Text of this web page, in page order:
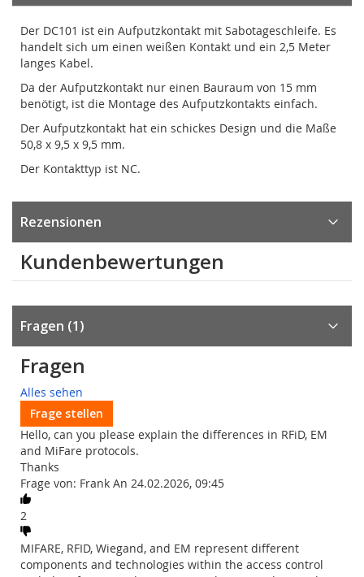
Der DC101 ist ein Aufputzkontakt mit Sabotageschleife. Es
handelt sich um einen weißen Kontakt und ein 2,5 Meter
langes Kabel.
Da der Aufputzkontakt nur einen Bauraum von 15 mm
benötigt, ist die Montage des Aufputzkontakts einfach.
Der Aufputzkontakt hat ein schickes Design und die Maße
50,8 x 9,5 x 9,5 mm.
Der Kontakttyp ist NC.
Rezensionen
Kundenbewertungen
Fragen 1
Fragen
Alles sehen
Frage stellen
Hello, can you please explain the differences in RFiD, EM
and MiFare protocols.
Thanks
Frage von: Frank An 24.02.2026, 09:45
2
MIFARE, RFID, Wiegand, and EM represent different
components and technologies within the access control